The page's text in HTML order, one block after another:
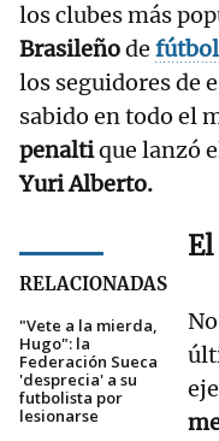
los clubes más
Brasileñode fútbol
los seguidores de
sabido en todo el
penaltique lanzó
Yuri Alberto.
RELACIONADAS
"Vete a la mierda,
Hugo": la
Federación Sueca
'desprecia' a su
futbolista por
lesionarse